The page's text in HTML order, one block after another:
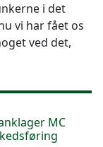
i det
vi har fået os
ved det,
MC